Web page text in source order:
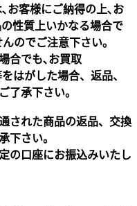
お客様にご納得の上､お
性質上いかなる場合で
のでご注意下さい｡
合でも､お買取
はがした場合、返品、
了承下さい。
された商品の返品、交換
下さい。
の口座にお振込みいたし